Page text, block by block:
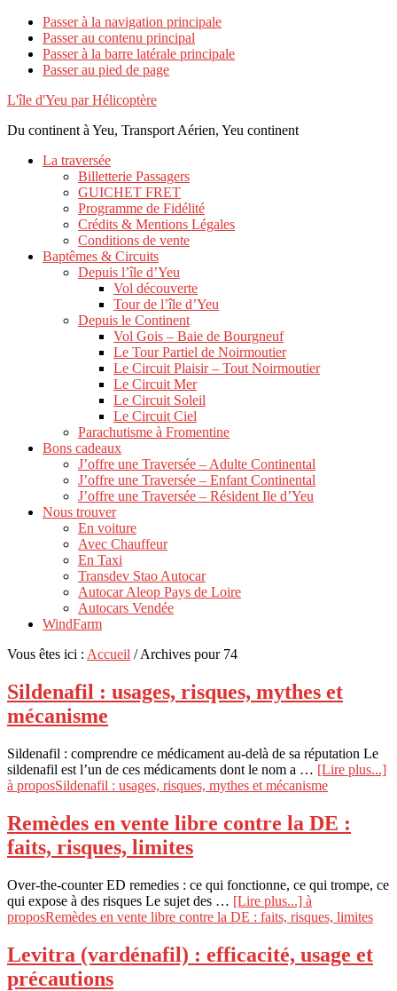
Passer à la navigation principale
Passer au contenu principal
Passer à la barre latérale principale
Passer au pied de page
L'île d'Yeu par Hélicoptère
Du continent à Yeu, Transport Aérien, Yeu continent
La traversée
Billetterie Passagers
GUICHET FRET
Programme de Fidélité
Crédits & Mentions Légales
Conditions de vente
Baptêmes & Circuits
Depuis l’île d’Yeu
Vol découverte
Tour de l’île d’Yeu
Depuis le Continent
Vol Gois – Baie de Bourgneuf
Le Tour Partiel de Noirmoutier
Le Circuit Plaisir – Tout Noirmoutier
Le Circuit Mer
Le Circuit Soleil
Le Circuit Ciel
Parachutisme à Fromentine
Bons cadeaux
J’offre une Traversée – Adulte Continental
J’offre une Traversée – Enfant Continental
J’offre une Traversée – Résident Ile d’Yeu
Nous trouver
En voiture
Avec Chauffeur
En Taxi
Transdev Stao Autocar
Autocar Aleop Pays de Loire
Autocars Vendée
WindFarm
Vous êtes ici : Accueil /Archives pour 74
Sildenafil : usages, risques, mythes et
mécanisme
Sildenafil : comprendre ce médicament au-delà de sa réputation Le
sildenafil est l’un de ces médicaments dont le nom a … [Lire plus...]
à proposSildenafil : usages, risques, mythes et mécanisme
Remèdes en vente libre contre la DE :
faits, risques, limites
Over-the-counter ED remedies : ce qui fonctionne, ce qui trompe, ce
qui expose à des risques Le sujet des … [Lire plus...] à
proposRemèdes en vente libre contre la DE : faits, risques, limites
Levitra (vardénafil) : efficacité, usage et
précautions